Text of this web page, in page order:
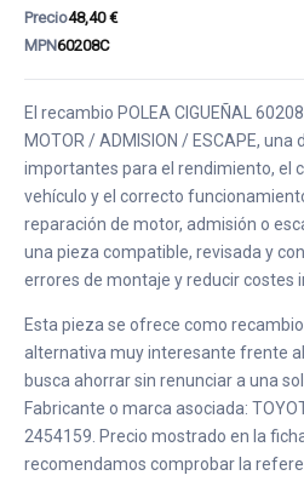
Precio48,40 €
MPN60208C
El recambio POLEA CIGUEÑAL
MOTOR / ADMISION / ESCAPE, una
importantes para el rendimiento, el
vehículo y el correcto
reparación de motor, admisión o
una pieza compatible, revisada y
errores de montaje y reducir costes
Esta pieza se ofrece como
alternativa muy interesante frente
busca ahorrar sin renunciar a una
Fabricante o marca asociada:
2454159. Precio mostrado en la
recomendamos comprobar la